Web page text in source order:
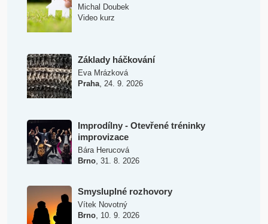
Michal Doubek
Video kurz
Základy háčkování
Eva Mrázková
Praha, 24. 9. 2026
Improdílny - Otevřené tréninky
improvizace
Bára Herucová
Brno, 31. 8. 2026
Smysluplné rozhovory
Vítek Novotný
Brno, 10. 9. 2026